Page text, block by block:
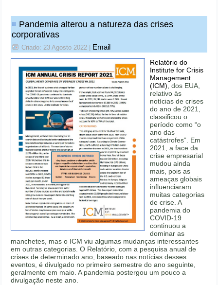
Pandemia alterou a natureza das crises
corporativas
Criado: 23 Agosto 2022 Email
Relatório do
Institute for Crisis
Management
(ICM), dos EUA,
relativo às
notícias de crises
do ano de 2021,
classificou o
período como “o
ano das
catástrofes”. Em
2021, a face da
crise empresarial
mudou ainda
mais, pois as
ameaças globais
influenciaram
muitas categorias
de crise. A
pandemia do
COVID-19
continuou a
dominar as
manchetes, mas o ICM viu algumas mudanças interessantes
em outras categorias. O Relatório, com a pesquisa anual de
crises de determinado ano, baseado nas notícias desses
eventos, é divulgado no primeiro semestre do ano seguinte,
geralmente em maio. A pandemia postergou um pouco a
divulgação neste ano.